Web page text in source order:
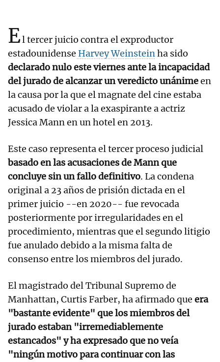
El tercer juicio contra el exproductor
estadounidense Harvey Weinsteinha sido
declarado nulo este viernes ante la incapacidad
del jurado de alcanzar un veredicto unánimeen
la causa por la que el magnate del cine estaba
acusado de violar a la exaspirante a actriz
Jessica Mann en un hotel en 2013.
Este caso representa el tercer proceso judicial
basado en las acusaciones de Mann que
concluye sin un fallo definitivo. La condena
original a 23 años de prisión dictada en el
primer juicio --en 2020-- fue revocada
posteriormente por irregularidades en el
procedimiento, mientras que el segundo litigio
fue anulado debido a la misma falta de
consenso entre los miembros del jurado.
El magistrado del Tribunal Supremo de
Manhattan, Curtis Farber, ha afirmado que era
"bastante evidente" que los miembros del
jurado estaban "irremediablemente
estancados" y ha expresado que no veía
"ningún motivo para continuar con las